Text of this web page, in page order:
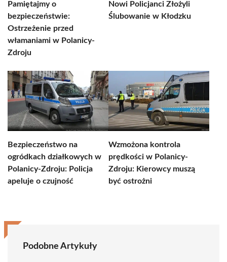
Pamiętajmy o
bezpieczeństwie:
Ostrzeżenie przed
włamaniami w Polanicy-
Zdroju
Nowi Policjanci Złożyli
Ślubowanie w Kłodzku
Bezpieczeństwo na
ogródkach działkowych w
Polanicy-Zdroju: Policja
apeluje o czujność
Wzmożona kontrola
prędkości w Polanicy-
Zdroju: Kierowcy muszą
być ostrożni
Podobne Artykuły